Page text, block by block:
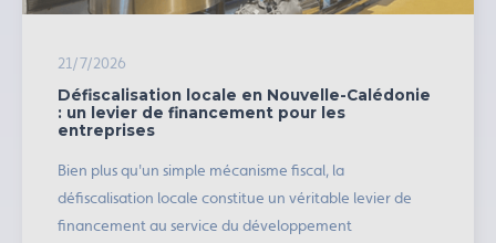
21/7/2026
Défiscalisation locale en Nouvelle-Calédonie
: un levier de financement pour les
entreprises
Bien plus qu'un simple mécanisme fiscal, la
défiscalisation locale constitue un véritable levier de
financement au service du développement